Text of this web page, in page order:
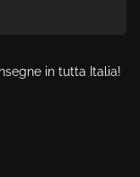
in tutta Italia!